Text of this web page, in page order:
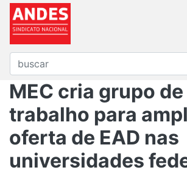
MEC cria grupo de
trabalho para
oferta de EAD nas
universidades